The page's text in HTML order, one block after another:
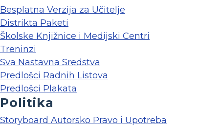
Besplatna Verzija za Učitelje
Distrikta Paketi
Školske Knjižnice i Medijski Centri
Treninzi
Sva Nastavna Sredstva
Predlošci Radnih Listova
Predlošci Plakata
Politika
Storyboard Autorsko Pravo i Upotreba